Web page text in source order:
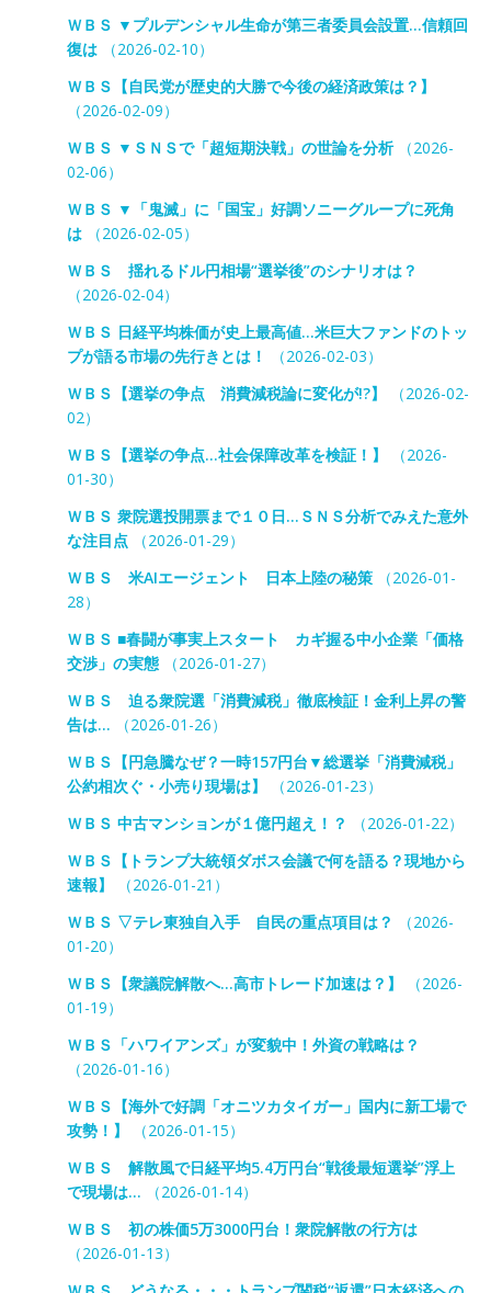
ＷＢＳ ▼プルデンシャル生命が第三者委員会設置…信頼回
復は（2026-02-10）
ＷＢＳ【自民党が歴史的大勝で今後の経済政策は？】
（2026-02-09）
ＷＢＳ ▼ＳＮＳで「超短期決戦」の世論を分析（2026-
02-06）
ＷＢＳ ▼「鬼滅」に「国宝」好調ソニーグループに死角
は（2026-02-05）
ＷＢＳ 揺れるドル円相場“選挙後”のシナリオは？
（2026-02-04）
ＷＢＳ 日経平均株価が史上最高値…米巨大ファンドのトッ
プが語る市場の先行きとは！
（2026-02-03）
ＷＢＳ【選挙の争点 消費減税論に変化が!?】
（2026-02-
02）
ＷＢＳ【選挙の争点…社会保障改革を検証！】
（2026-
01-30）
ＷＢＳ 衆院選投開票まで１０日…ＳＮＳ分析でみえた意外
な注目点（2026-01-29）
ＷＢＳ 米AIエージェント 日本上陸の秘策（2026-01-
28）
ＷＢＳ ■春闘が事実上スタート カギ握る中小企業「価格
交渉」の実態（2026-01-27）
ＷＢＳ 迫る衆院選「消費減税」徹底検証！金利上昇の警
告は… （2026-01-26）
ＷＢＳ【円急騰なぜ？一時157円台▼総選挙「消費減税」
公約相次ぐ・小売り現場は】
（2026-01-23）
ＷＢＳ 中古マンションが１億円超え！？
（2026-01-22）
ＷＢＳ【トランプ大統領ダボス会議で何を語る？現地から
速報】
（2026-01-21）
ＷＢＳ ▽テレ東独自入手 自民の重点項目は？
（2026-
01-20）
ＷＢＳ【衆議院解散へ…高市トレード加速は？】
（2026-
01-19）
ＷＢＳ「ハワイアンズ」が変貌中！外資の戦略は？
（2026-01-16）
ＷＢＳ【海外で好調「オニツカタイガー」国内に新工場で
攻勢！】
（2026-01-15）
ＷＢＳ 解散風で日経平均5.4万円台“戦後最短選挙”浮上
で現場は… （2026-01-14）
ＷＢＳ 初の株価5万3000円台！衆院解散の行方は
（2026-01-13）